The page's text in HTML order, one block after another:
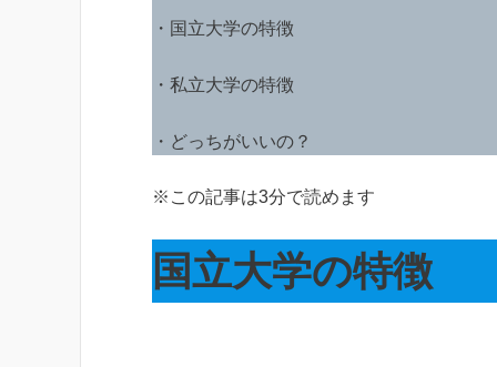
・国立大学の特徴
・私立大学の特徴
・どっちがいいの？
※この記事は3分で読めます
国立大学の特徴